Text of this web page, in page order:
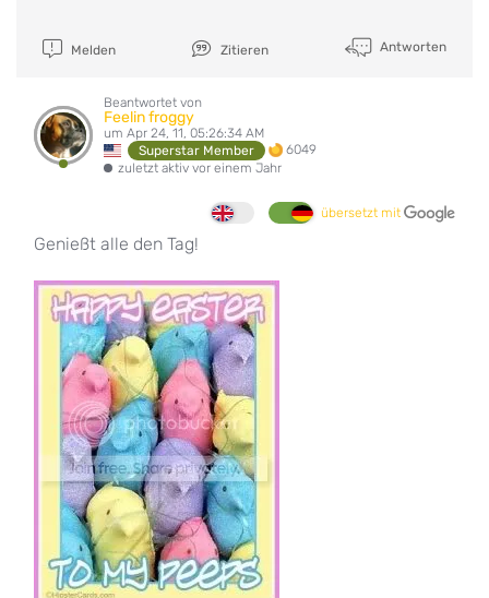
Melden Zitieren Antworten
Beantwortet von
Feelin froggy
um Apr 24, 11, 05:26:34 AM
Superstar Member
6049
zuletzt aktiv vor einem Jahr
übersetzt mit
Genießt alle den Tag!